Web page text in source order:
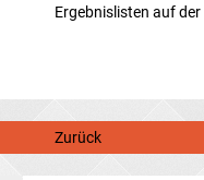
Ergebnislisten auf
Zurück